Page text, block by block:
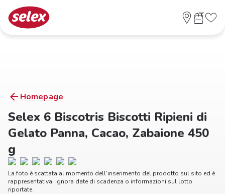
Homepage
Selex 6 Biscotris Biscotti Ripieni di
Gelato Panna, Cacao, Zabaione 450
g
La foto è scattata al momento dell'inserimento del prodotto sul sito ed è
rappresentativa. Ignora date di scadenza o informazioni sul lotto
riportate.